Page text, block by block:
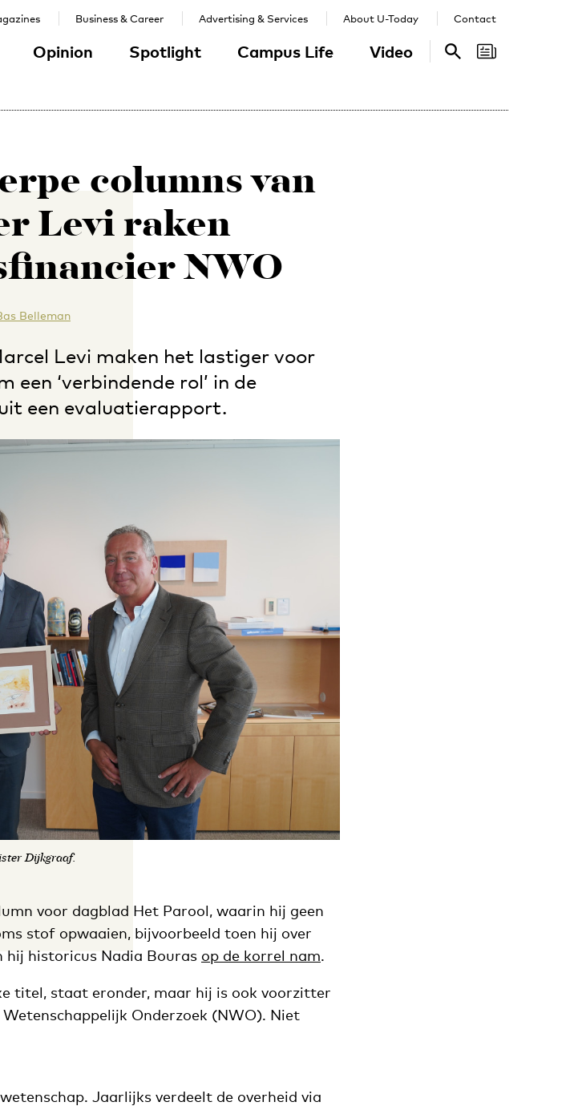
Opinion Spotlight Campus Life Video
Business & Career Advertising & Services About U-Today Contact
Search
columns van
Levi raken
NWO
Belleman
Levi maken het lastiger voor
‘verbindende rol’ in de
een evaluatierapport.
Dijkgraaf.
voor dagblad Het Parool, waarin hij geen
stof opwaaien, bijvoorbeeld toen hij over
hij historicus Nadia Bouras op de korrel nam.
titel, staat eronder, maar hij is ook voorzitter
Onderzoek (NWO). Niet
Jaarlijks verdeelt de overheid via